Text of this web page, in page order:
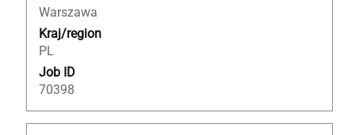
Warszawa
Kraj/region
PL
Job ID
70398